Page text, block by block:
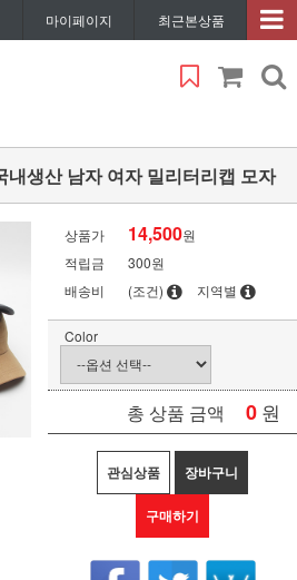
마이페이지 최근본상품
내생산 남자 여자 밀리터리캡 모자
상품가 14,500원
적립금
300원
배송비
(조건) 지역별
Color
총 상품 금액 0 원
관심상품 장바구니
구매하기